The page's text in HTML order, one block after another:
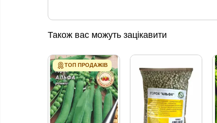
Також вас можуть зацікавити
ТОП ПРОДАЖІВ